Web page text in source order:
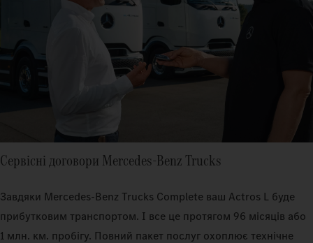
Сервісні договори Mercedes‑Benz Trucks
Завдяки Mercedes‑Benz Trucks Complete ваш Actros L буде
прибутковим транспортом. І все це протягом 96 місяців або
1 млн. км. пробігу. Повний пакет послуг охоплює технічне